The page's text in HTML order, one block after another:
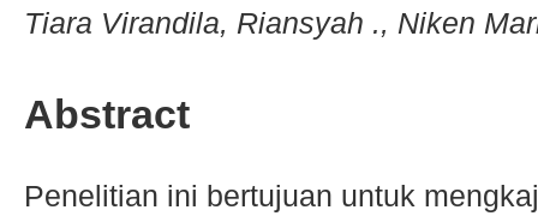
Tiara Virandila, Riansyah ., Niken
Abstract
Penelitian ini bertujuan untuk